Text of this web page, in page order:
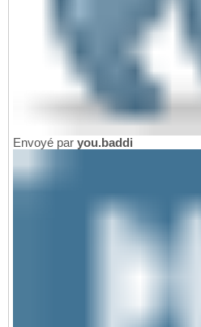
Envoyé par you.baddi